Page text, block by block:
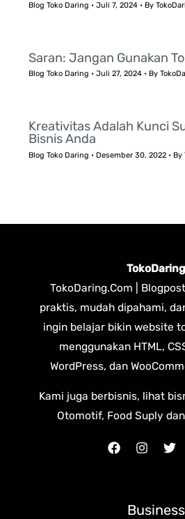
Blog Toko Daring •Juli 7, 2024 • By
Saran: Jangan Gunakan
Blog Toko Daring •Juli 27, 2024 • By
Kreativitas Adalah Kunci
Bisnis Anda
Blog Toko Daring • Desember 30, 2022 • By
TokoDaring
TokoDaring.Com |
praktis, mudah dipahami,
ingin belajar bikin website
menggunakan HTML,
WordPress, dan
Kami juga berbisnis, lihat
Otomotif, Food Suply
Business